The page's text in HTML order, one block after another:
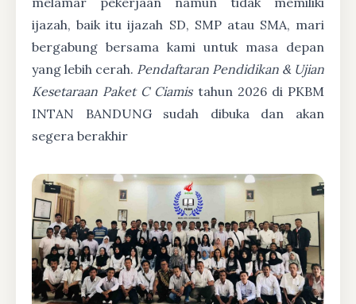
ijazah, baik itu ijazah SD, SMP atau SMA, mari
bergabung bersama kami untuk masa depan
yang lebih cerah. Pendaftaran Pendidikan & Ujian
Kesetaraan Paket C Ciamistahun 2026 di PKBM
INTAN BANDUNG sudah dibuka dan akan
segera berakhir